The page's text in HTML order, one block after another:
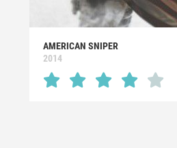
AMERICAN SNIPER
2014